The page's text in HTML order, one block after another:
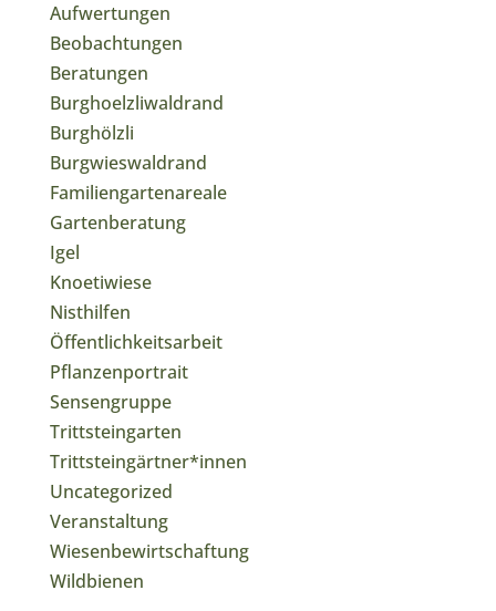
Aufwertungen
Beobachtungen
Beratungen
Burghoelzliwaldrand
Burghölzli
Burgwieswaldrand
Familiengartenareale
Gartenberatung
Igel
Knoetiwiese
Nisthilfen
Öffentlichkeitsarbeit
Pflanzenportrait
Sensengruppe
Trittsteingarten
Trittsteingärtner*innen
Uncategorized
Veranstaltung
Wiesenbewirtschaftung
Wildbienen